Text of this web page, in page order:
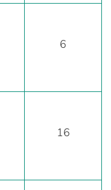
6
16